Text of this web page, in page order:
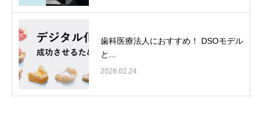
歯科医療法人におすすめ！ DSOモデル
と...
2026.02.24